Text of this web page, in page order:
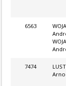
6563
7474
Arno